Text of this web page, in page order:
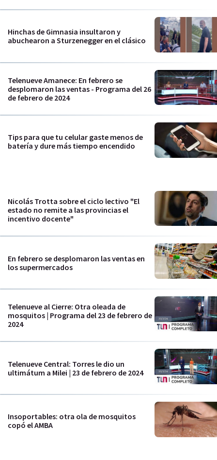
Hinchas de Gimnasia insultaron y
abuchearon a Sturzenegger en el clásico
Telenueve Amanece: En febrero se
desplomaron las ventas - Programa del 26
de febrero de 2024
Tips para que tu celular gaste menos de
batería y dure más tiempo encendido
Nicolás Trotta sobre el ciclo lectivo "El
estado no remite a las provincias el
incentivo docente"
En febrero se desplomaron las ventas en
los supermercados
Telenueve al Cierre: Otra oleada de
mosquitos | Programa del 23 de febrero de
2024
Telenueve Central: Torres le dio un
ultimátum a Milei | 23 de febrero de 2024
Insoportables: otra ola de mosquitos
copó el AMBA